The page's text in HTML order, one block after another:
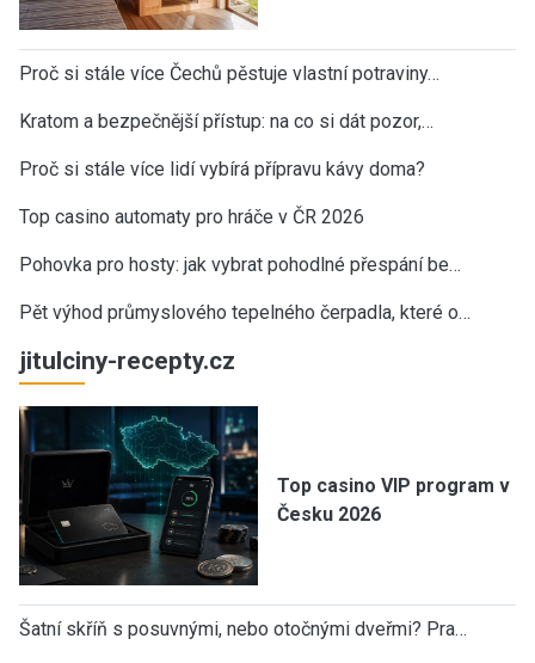
Proč si stále více Čechů pěstuje vlastní potraviny…
Kratom a bezpečnější přístup: na co si dát pozor,…
Proč si stále více lidí vybírá přípravu kávy doma?
Top casino automaty pro hráče v ČR 2026
Pohovka pro hosty: jak vybrat pohodlné přespání be…
Pět výhod průmyslového tepelného čerpadla, které o…
jitulciny-recepty.cz
Top casino VIP program v
Česku 2026
Šatní skříň s posuvnými, nebo otočnými dveřmi? Pra…